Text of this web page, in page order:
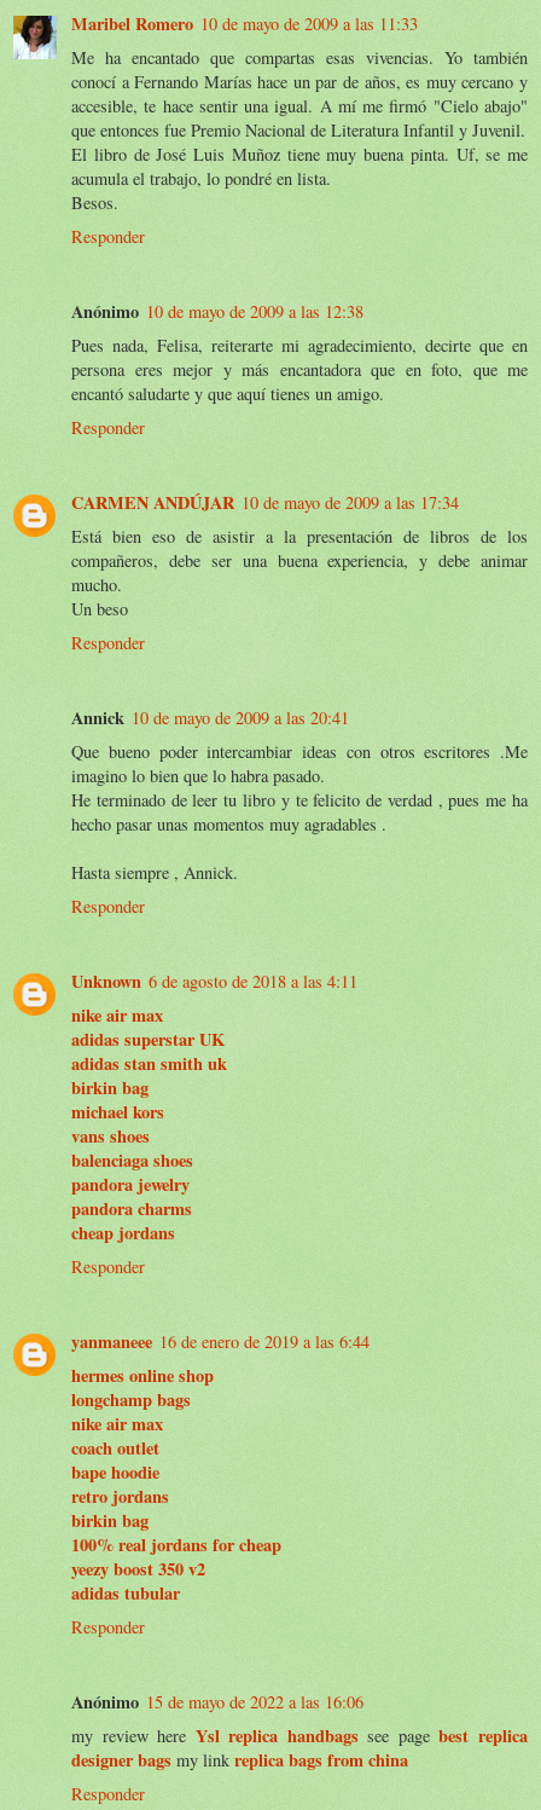
Maribel Romero 10 de mayo de 2009 a las 11:33
Me ha encantado que compartas esas vivencias. Yo también
conocí a Fernando Marías hace un par de años, es muy cercano y
accesible, te hace sentir una igual. A mí me firmó "Cielo abajo"
que entonces fue Premio Nacional de Literatura Infantil y Juvenil.
El libro de José Luis Muñoz tiene muy buena pinta. Uf, se me
acumula el trabajo, lo pondré en lista.
Besos.
Responder
Anónimo 10 de mayo de 2009 a las 12:38
Pues nada, Felisa, reiterarte mi agradecimiento, decirte que en
persona eres mejor y más encantadora que en foto, que me
encantó saludarte y que aquí tienes un amigo.
Responder
CARMEN ANDÚJAR 10 de mayo de 2009 a las 17:34
Está bien eso de asistir a la presentación de libros de los
compañeros, debe ser una buena experiencia, y debe animar
mucho.
Un beso
Responder
Annick 10 de mayo de 2009 a las 20:41
Que bueno poder intercambiar ideas con otros escritores .Me
imagino lo bien que lo habra pasado.
He terminado de leer tu libro y te felicito de verdad , pues me ha
hecho pasar unas momentos muy agradables .
Hasta siempre , Annick.
Responder
Unknown 6 de agosto de 2018 a las 4:11
nike air max
adidas superstar UK
adidas stan smith uk
birkin bag
michael kors
vans shoes
balenciaga shoes
pandora jewelry
pandora charms
cheap jordans
Responder
yanmaneee 16 de enero de 2019 a las 6:44
hermes online shop
longchamp bags
nike air max
coach outlet
bape hoodie
retro jordans
birkin bag
100% real jordans for cheap
yeezy boost 350 v2
adidas tubular
Responder
Anónimo 15 de mayo de 2022 a las 16:06
my review here Ysl replica handbagssee pagebest replica
designer bags my link replica bags from china
Responder